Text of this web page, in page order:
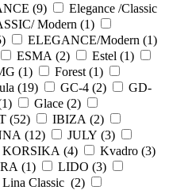
(9)
Elegance /Classic
Modern (1)
) ELEGANCE/Modern (1)
ESMA (2) Estel (1)
(1) Forest (1)
(19) GC-4 (2)
GD-
1) Glace (2)
(52) IBIZA (2)
(12) JULY (3)
KORSIKA (4) Kvadro (3)
(1) LIDO (3)
Lina Classic (2)